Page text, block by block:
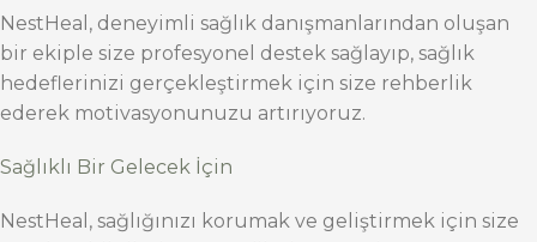
NestHeal, deneyimli sağlık danışmanlarından oluşan
bir ekiple size profesyonel destek sağlayıp, sağlık
hedeflerinizi gerçekleştirmek için size rehberlik
ederek motivasyonunuzu artırıyoruz.
Sağlıklı Bir Gelecek İçin
NestHeal, sağlığınızı korumak ve geliştirmek için size